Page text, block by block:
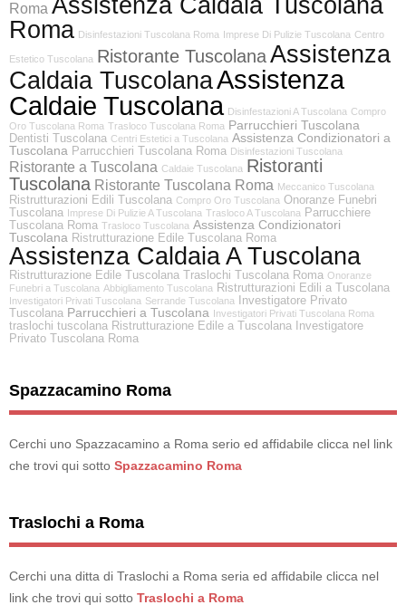
Roma
Roma Disinfestazioni Tuscolana Roma Imprese Di Pulizie Tuscolana Centro
Estetico Tuscolana Ristorante TuscolanaAssistenza
Caldaia TuscolanaAssistenza
Caldaie Tuscolana Disinfestazioni A Tuscolana Compro
Oro Tuscolana Roma Trasloco Tuscolana Roma Parrucchieri Tuscolana
Dentisti Tuscolana Centri Estetici a Tuscolana Assistenza Condizionatori a
Tuscolana Parrucchieri Tuscolana Roma Disinfestazioni Tuscolana
Ristorante a Tuscolana Caldaie Tuscolana Ristoranti
Tuscolana Ristorante Tuscolana Roma Meccanico Tuscolana
Ristrutturazioni Edili Tuscolana Compro Oro Tuscolana Onoranze Funebri
Tuscolana Imprese Di Pulizie A Tuscolana Trasloco A Tuscolana Parrucchiere
Tuscolana Roma Trasloco Tuscolana Assistenza Condizionatori
Tuscolana Ristrutturazione Edile Tuscolana Roma
Assistenza Caldaia A Tuscolana
Ristrutturazione Edile Tuscolana Traslochi Tuscolana Roma Onoranze
Funebri a Tuscolana Abbigliamento Tuscolana Ristrutturazioni Edili a Tuscolana
Investigatori Privati Tuscolana Serrande Tuscolana
Investigatore Privato
Tuscolana Parrucchieri a Tuscolana Investigatori Privati Tuscolana Roma
traslochi tuscolana Ristrutturazione Edile a Tuscolana
Investigatore
Privato Tuscolana Roma
Spazzacamino Roma
Cerchi uno Spazzacamino a Roma serio ed affidabile clicca nel link
che trovi qui sotto Spazzacamino Roma
Traslochi a Roma
Cerchi una ditta di Traslochi a Roma seria ed affidabile clicca nel
link che trovi qui sotto Traslochi a Roma